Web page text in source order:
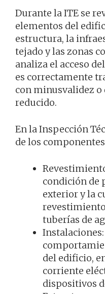
Durante la ITE se
elementos del
estructura, la
tejado y las zonas
analiza el acceso
es correctamente
con minusvalidez
reducido.
En la Inspección
de los
condición de
exterior y la
tuberías de
del edificio,
corriente
dispositivos